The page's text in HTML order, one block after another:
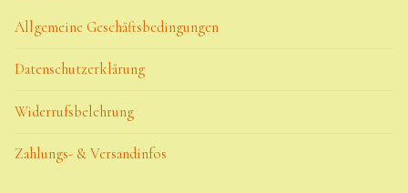
Allgemeine Geschäftsbedingungen
Datenschutzerklärung
Widerrufsbelehrung
Zahlungs- & Versandinfos